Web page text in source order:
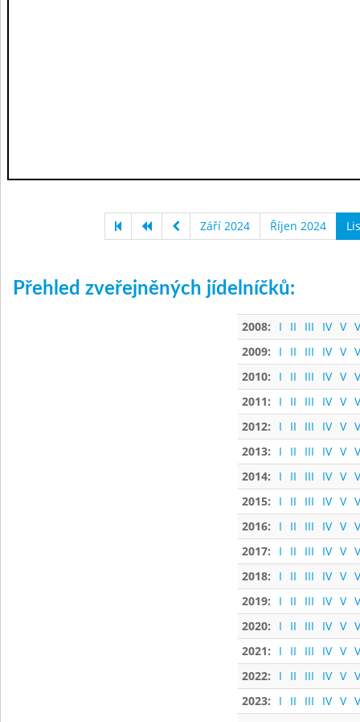
Září 2024 Říjen 2024
Přehled zveřejněných jídelníčků:
2008: I II III IV V
2009:
I II III IV V
2010:
I II III IV V
2011:
I II III IV V
2012:
I II III IV V
2013:
I II III IV V
2014:
I II III IV V
2015:
I II III IV V
2016:
I II III IV V
2017:
I II III IV V
2018:
I II III IV V
2019:
I II III IV V
2020:
I II III IV V
2021:
I II III IV V
2022:
I II III IV V
2023:
I II III IV V